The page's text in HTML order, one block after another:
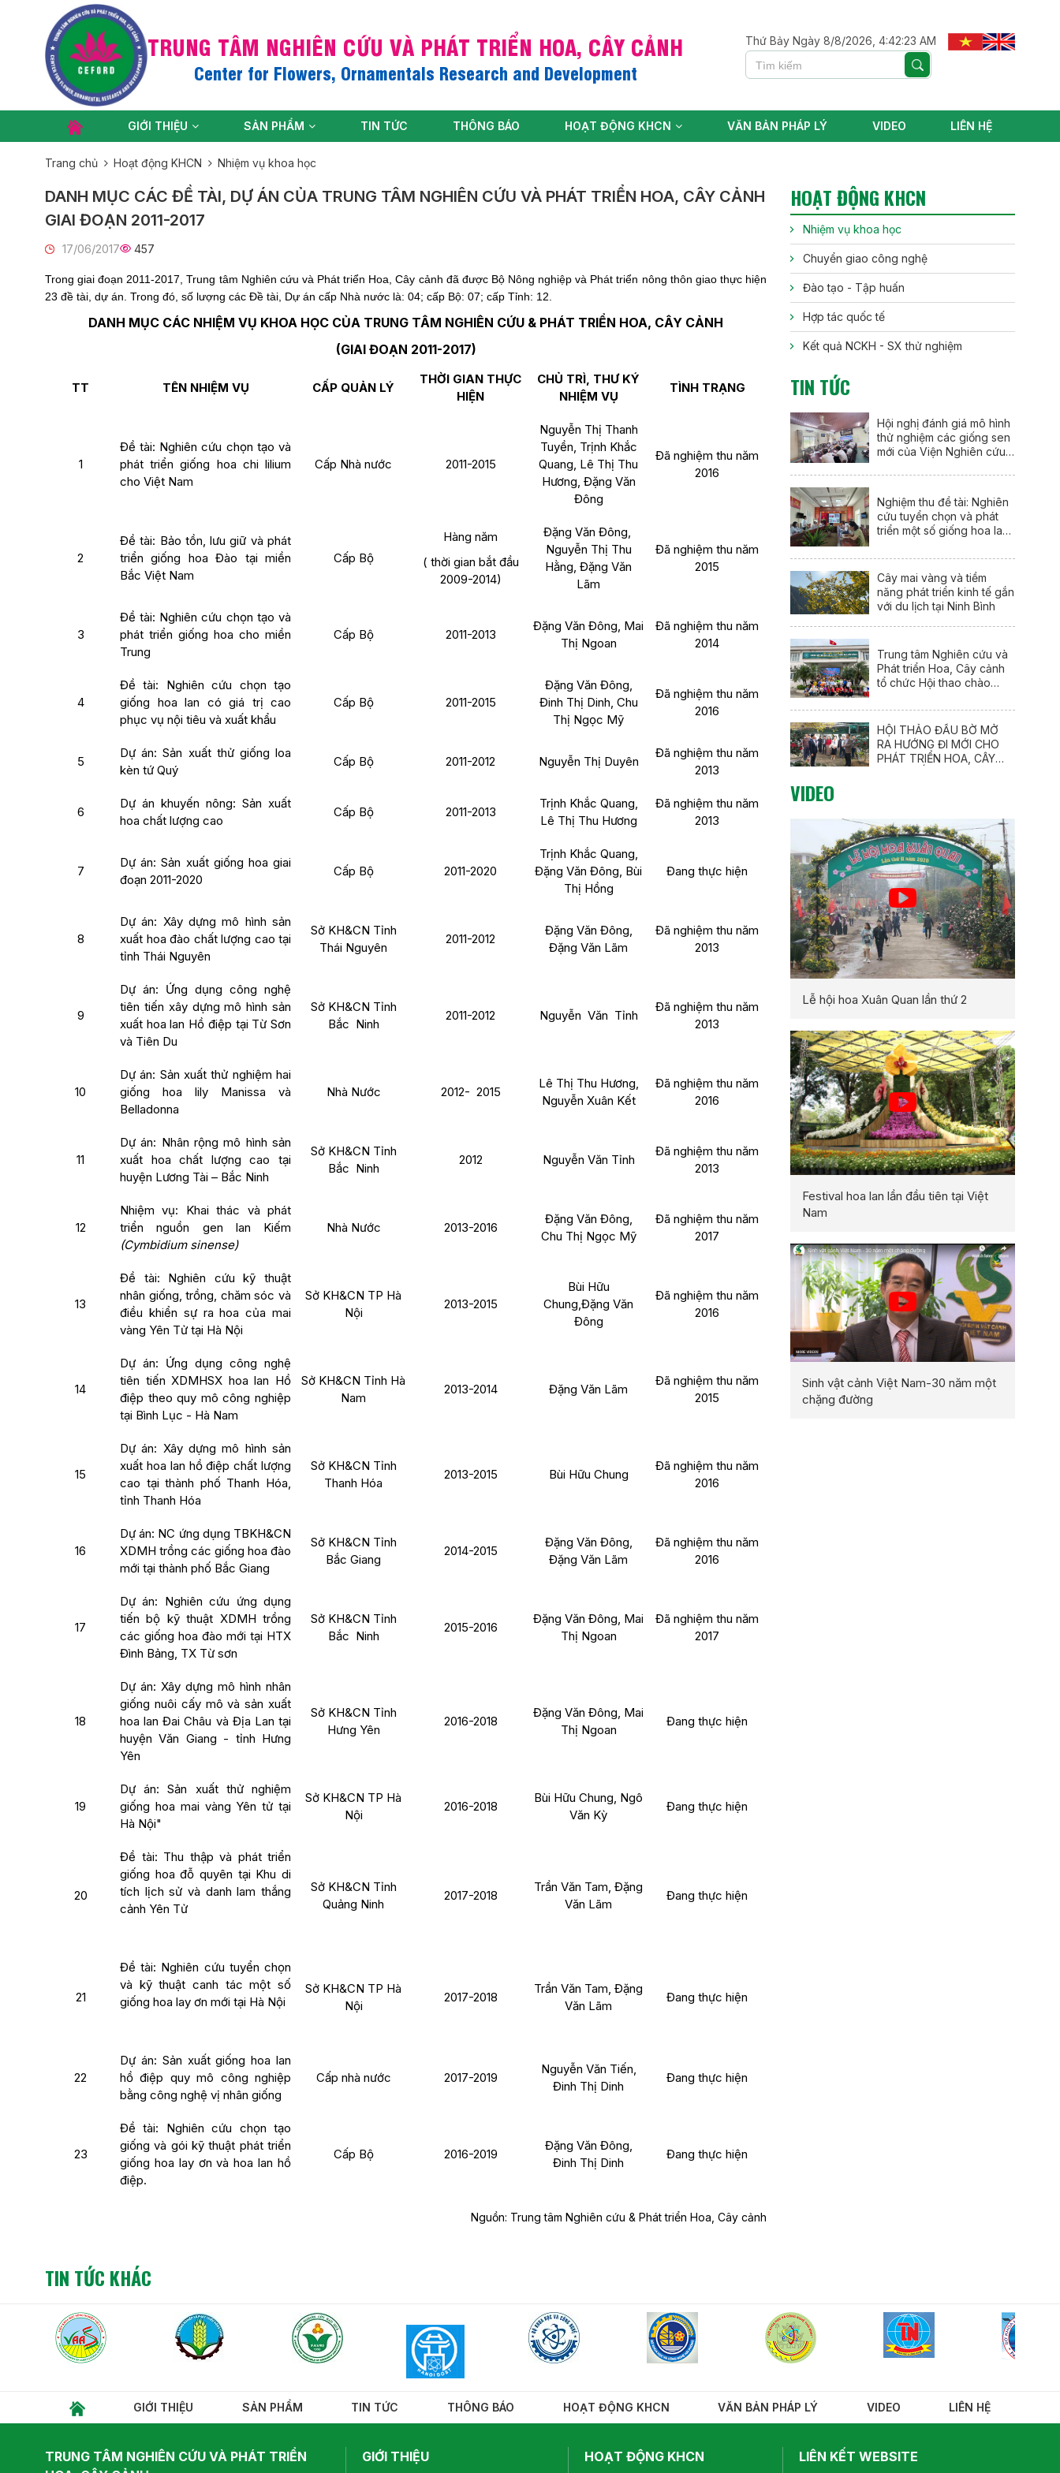
TRUNG TÂM NGHIÊN CỨU VÀ PHÁT TRIỂN HOA, CÂY CẢNH
Center for Flowers, Ornamentals Research and Development
Thứ Bảy Ngày 8/8/2026, 4:42:24 AM
GIỚI THIỆU SẢN PHẨM TIN TỨC THÔNG BÁO HOẠT ĐỘNG KHCN VĂN BẢN PHÁP LÝ VIDEO LIÊN HỆ
Trang chủ Hoạt động KHCN Nhiệm vụ khoa học
DANH MỤC CÁC ĐỀ TÀI, DỰ ÁN CỦA TRUNG TÂM NGHIÊN CỨU VÀ PHÁT TRIỂN HOA, CÂY CẢNH
GIAI ĐOẠN 2011-2017
17/06/2017 457
Trong giai đoạn 2011-2017, Trung tâm Nghiên cứu và Phát triển Hoa, Cây cảnh đã được Bộ Nông nghiệp và Phát triển nông thôn giao thực hiện
23 đề tài, dự án. Trong đó, số lượng các Đề tài, Dự án cấp Nhà nước là: 04; cấp Bộ: 07; cấp Tỉnh: 12.
DANH MỤC CÁC NHIỆM VỤ KHOA HỌC CỦA TRUNG TÂM NGHIÊN CỨU & PHÁT TRIỂN HOA, CÂY CẢNH
(GIAI ĐOẠN 2011-2017)
TT TÊN NHIỆM VỤ CẤP QUẢN LÝ
THỜI GIAN THỰC
HIỆN
CHỦ TRÌ, THƯ KÝ
NHIỆM VỤ
TÌNH TRẠNG
1
Đề tài: Nghiên cứu chọn tạo và
phát triển giống hoa chi lilium
cho Việt Nam
Cấp Nhà nước 2011-2015
Nguyễn Thị Thanh
Tuyền, Trịnh Khắc
Quang, Lê Thị Thu
Hương, Đặng Văn
Đông
Đã nghiệm thu năm
2016
2
Đề tài: Bảo tồn, lưu giữ và phát
triển giống hoa Đào tại miền
Bắc Việt Nam
Cấp Bộ
Hàng năm
( thời gian bắt đầu
2009-2014)
Đặng Văn Đông,
Nguyễn Thị Thu
Hằng, Đặng Văn
Lãm
Đã nghiệm thu năm
2015
3
Đề tài: Nghiên cứu chọn tạo và
phát triển giống hoa cho miền
Trung
Cấp Bộ 2011-2013
Đặng Văn Đông, Mai
Thị Ngoan
Đã nghiệm thu năm
2014
4
Đề tài: Nghiên cứu chọn tạo
giống hoa lan có giá trị cao
phục vụ nội tiêu và xuất khẩu
Cấp Bộ 2011-2015
Đặng Văn Đông,
Đinh Thị Dinh, Chu
Thị Ngọc Mỹ
Đã nghiệm thu năm
2016
5
Dự án: Sản xuất thử giống loa
kèn tứ Quý
Cấp Bộ 2011-2012 Nguyễn Thị Duyên
Đã nghiệm thu năm
2013
6
Dự án khuyến nông: Sản xuất
hoa chất lượng cao
Cấp Bộ 2011-2013
Trịnh Khắc Quang,
Lê Thị Thu Hương
Đã nghiệm thu năm
2013
7
Dự án: Sản xuất giống hoa giai
đoạn 2011-2020
Cấp Bộ 2011-2020
Trịnh Khắc Quang,
Đặng Văn Đông, Bùi
Thị Hồng
Đang thực hiện
8
Dự án: Xây dựng mô hình sản
xuất hoa đào chất lượng cao tại
tỉnh Thái Nguyên
Sở KH&CN Tỉnh
Thái Nguyên
2011-2012
Đặng Văn Đông,
Đặng Văn Lãm
Đã nghiệm thu năm
2013
9
Dự án: Ứng dụng công nghệ
tiên tiến xây dựng mô hình sản
xuất hoa lan Hồ điệp tại Từ Sơn
và Tiên Du
Sở KH&CN Tỉnh
Bắc Ninh
2011-2012 Nguyễn Văn Tỉnh
Đã nghiệm thu năm
2013
10
Dự án: Sản xuất thử nghiệm hai
giống hoa lily Manissa và
Belladonna
Nhà Nước 2012- 2015
Lê Thị Thu Hương,
Nguyễn Xuân Kết
Đã nghiệm thu năm
2016
11
Dự án: Nhân rộng mô hình sản
xuất hoa chất lượng cao tại
huyện Lương Tài – Bắc Ninh
Sở KH&CN Tỉnh
Bắc Ninh
2012 Nguyễn Văn Tỉnh
Đã nghiệm thu năm
2013
12
Nhiệm vụ: Khai thác và phát
triển nguồn gen lan Kiếm
(Cymbidium sinense)
Nhà Nước 2013-2016
Đặng Văn Đông,
Chu Thị Ngọc Mỹ
Đã nghiệm thu năm
2017
13
Đề tài: Nghiên cứu kỹ thuật
nhân giống, trồng, chăm sóc và
điều khiển sự ra hoa của mai
vàng Yên Tử tại Hà Nội
Sở KH&CN TP Hà
Nội
2013-2015
Bùi Hữu
Chung,Đặng Văn
Đông
Đã nghiệm thu năm
2016
14
Dự án: Ứng dụng công nghệ
tiên tiến XDMHSX hoa lan Hồ
điệp theo quy mô công nghiệp
tại Bình Lục - Hà Nam
Sở KH&CN Tỉnh Hà
Nam
2013-2014 Đặng Văn Lãm
Đã nghiệm thu năm
2015
15
Dự án: Xây dựng mô hình sản
xuất hoa lan hồ điệp chất lượng
cao tại thành phố Thanh Hóa,
tỉnh Thanh Hóa
Sở KH&CN Tỉnh
Thanh Hóa
2013-2015 Bùi Hữu Chung
Đã nghiệm thu năm
2016
16
Dự án: NC ứng dụng TBKH&CN
XDMH trồng các giống hoa đào
mới tại thành phố Bắc Giang
Sở KH&CN Tỉnh
Bắc Giang
2014-2015
Đặng Văn Đông,
Đặng Văn Lãm
Đã nghiệm thu năm
2016
17
Dự án: Nghiên cứu ứng dụng
tiến bộ kỹ thuật XDMH trồng
các giống hoa đào mới tại HTX
Đình Bảng, TX Từ sơn
Sở KH&CN Tỉnh
Bắc Ninh
2015-2016
Đặng Văn Đông, Mai
Thị Ngoan
Đã nghiệm thu năm
2017
18
Dự án: Xây dựng mô hình nhân
giống nuôi cấy mô và sản xuất
hoa lan Đai Châu và Địa Lan tại
huyện Văn Giang - tỉnh Hưng
Yên
Sở KH&CN Tỉnh
Hưng Yên
2016-2018
Đặng Văn Đông, Mai
Thị Ngoan
Đang thực hiện
19
Dự án: Sản xuất thử nghiệm
giống hoa mai vàng Yên tử tại
Hà Nội"
Sở KH&CN TP Hà
Nội
2016-2018
Bùi Hữu Chung, Ngô
Văn Kỳ
Đang thực hiện
20
Đề tài: Thu thập và phát triển
giống hoa đỗ quyên tại Khu di
tích lịch sử và danh lam thắng
cảnh Yên Tử
Sở KH&CN Tỉnh
Quảng Ninh
2017-2018
Trần Văn Tam, Đặng
Văn Lãm
Đang thực hiện
21
Đề tài: Nghiên cứu tuyển chọn
và kỹ thuật canh tác một số
giống hoa lay ơn mới tại Hà Nội
Sở KH&CN TP Hà
Nội
2017-2018
Trần Văn Tam, Đặng
Văn Lãm
Đang thực hiện
22
Dự án: Sản xuất giống hoa lan
hồ điệp quy mô công nghiệp
bằng công nghệ vị nhân giống
Cấp nhà nước 2017-2019
Nguyễn Văn Tiến,
Đinh Thị Dinh
Đang thực hiện
23
Đề tài: Nghiên cứu chọn tạo
giống và gói kỹ thuật phát triển
giống hoa lay ơn và hoa lan hồ
điệp.
Cấp Bộ 2016-2019
Đặng Văn Đông,
Đinh Thị Dinh
Đang thực hiện
Nguồn: Trung tâm Nghiên cứu & Phát triển Hoa, Cây cảnh
TIN TỨC KHÁC
HOẠT ĐỘNG KHCN
Nhiệm vụ khoa học
Chuyển giao công nghệ
Đào tạo - Tập huấn
Hợp tác quốc tế
Kết quả NCKH - SX thử nghiệm
TIN TỨC
Hội nghị đánh giá mô hình
thử nghiệm các giống sen
mới của Viện Nghiên cứu
Nghiệm thu đề tài: Nghiên
cứu tuyển chọn và phát
triển một số giống hoa lay
communis L.) tại Nam Định
Cây mai vàng và tiềm
năng phát triển kinh tế gắn
với du lịch tại Ninh Bình
Trung tâm Nghiên cứu và
Phát triển Hoa, Cây cảnh
tổ chức Hội thao chào
lập Đoàn TNCS Hồ Chí
Minh (26/3/1931 –
26/3/2026)
HỘI THẢO ĐẦU BỜ MỞ
RA HƯỚNG ĐI MỚI CHO
PHÁT TRIỂN HOA, CÂY
VIDEO
Lễ hội hoa Xuân Quan lần thứ 2
Festival hoa lan lần đầu tiên tại Việt
Nam
Sinh vật cảnh Việt Nam-30 năm một
chặng đường
GIỚI THIỆU SẢN PHẨM TIN TỨC THÔNG BÁO HOẠT ĐỘNG KHCN VĂN BẢN PHÁP LÝ VIDEO LIÊN HỆ
TRUNG TÂM NGHIÊN CỨU VÀ PHÁT TRIỂN
GIỚI THIỆU HOẠT ĐỘNG KHCN LIÊN KẾT WEBSITE